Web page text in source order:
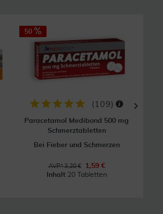
50
( 109)
Paracetamol Medibond 500 mg
Schmerztabletten
Bei Fieber und Schmerzen
AVP* 3,20 €
1,59 €
Inhalt 20 Tabletten